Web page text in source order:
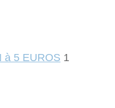
à 5 EUROS 1